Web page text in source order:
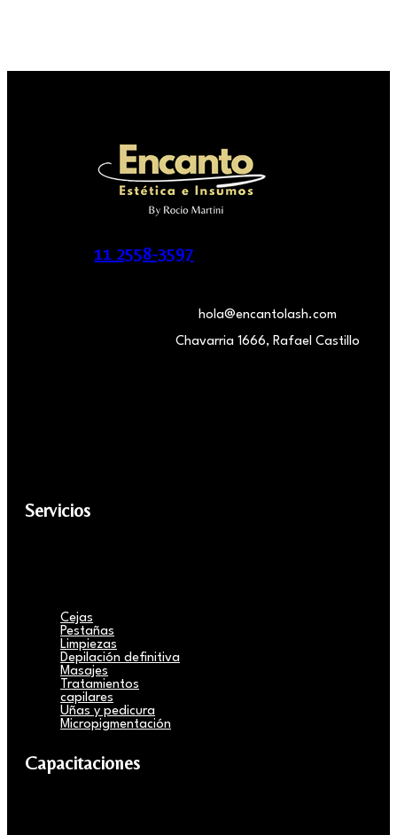
11 2558-3597
hola@encantolash.com
Chavarria 1666, Rafael Castillo
Servicios
Cejas
Pestañas
Limpiezas
Depilación definitiva
Masajes
Tratamientos
capilares
Uñas y pedicura
Micropigmentación
Capacitaciones